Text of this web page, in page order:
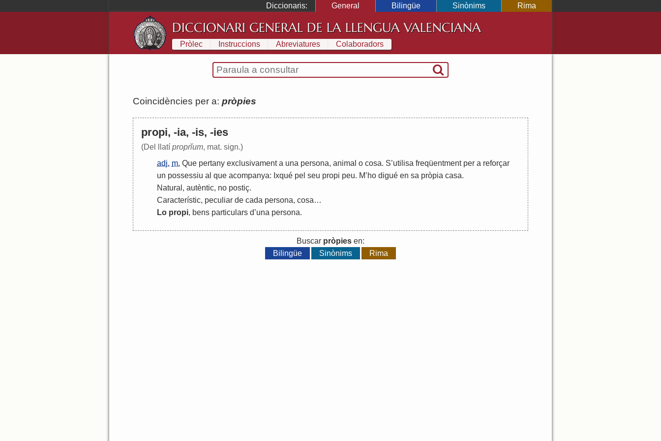
Diccionaris: General Bilingüe Sinònims Rima
DICCIONARI GENERAL DE LA LLENGUA VALENCIANA
Pròlec Instruccions Abreviatures Colaboradors
Coincidències per a: pròpies
propi, -ia, -is, -ies
(Del llatí proprĭum, mat. sign.)
adj. m. Que pertany exclusivament a una persona, animal o cosa. S’utilisa freqüentment per a reforçar
un possessiu al que acompanya: Ixqué pel seu propi peu. M’ho digué en sa pròpia casa.
Natural , autèntic, no postiç.
Característic, peculiar de cada persona, cosa…
Lo propi, bens particulars d’una persona.
Buscar pròpies en:
Bilingüe
Sinònims Rima